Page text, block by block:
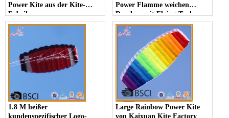
Power Kite aus der Kite-
Fabrik
Power Flamme weichen
Drachen mit Flying Tools
1.8 M heißer
kundenspezifischer Logo-
Large Rainbow Power Kite
von Kaixuan Kite Factory